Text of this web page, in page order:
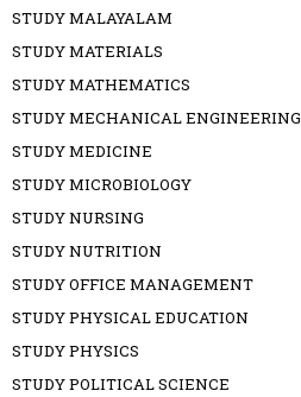
STUDY MALAYALAM
STUDY MATERIALS
STUDY MATHEMATICS
STUDY MECHANICAL ENGINEERING
STUDY MEDICINE
STUDY MICROBIOLOGY
STUDY NURSING
STUDY NUTRITION
STUDY OFFICE MANAGEMENT
STUDY PHYSICAL EDUCATION
STUDY PHYSICS
STUDY POLITICAL SCIENCE